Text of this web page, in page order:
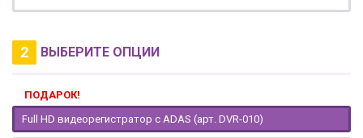
2 ВЫБЕРИТЕ ОПЦИИ
ПОДАРОК!
Full HD видеорегистратор с ADAS (арт. DVR-010)